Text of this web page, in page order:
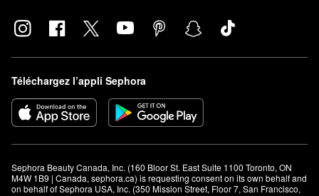
Téléchargez l’appli Sephora
Sephora Beauty Canada, Inc. (160 Bloor St. East Suite 1100 Toronto, ON
M4W 1B9 | Canada, sephora.ca) is requesting consent on its own behalf and
on behalf of Sephora USA, Inc. (350 Mission Street, Floor 7, San Francisco,